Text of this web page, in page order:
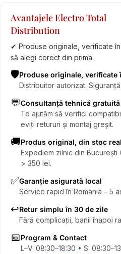
Avantajele Electro Total
Distribution
✔ Produse originale, verificate
să alegi corect din prima.
🛡️Produse originale, verificate
Distribuitor autorizat.
💬Consultanță tehnică gratuită
Te ajutăm să verifici
eviți retururi și montaj greșit.
🚚Produs original, din stoc
Expediem zilnic din București
> 350 lei.
✅Garanție asigurată local
Service rapid în România – 5
↩️Retur simplu în 30 de zile
Fără complicații, banii înapoi
📅Program & Contact
L–V: 08:30–18:30 • S: